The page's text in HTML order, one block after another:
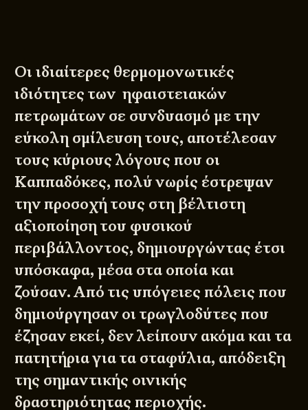
Οι ιδιαίτερες θερμομονωτικές
ιδιότητες των ηφαιστειακών
πετρωμάτων σε συνδυασμό με την
εύκολη σμίλευση τους, αποτέλεσαν
τους κύριους λόγους που οι
Καππαδόκες, πολύ νωρίς έστρεψαν
την προσοχή τους στη βέλτιστη
αξιοποίηση του φυσικού
περιβάλλοντος, δημιουργώντας έτσι
υπόσκαφα, μέσα στα οποία και
ζούσαν. Από τις υπόγειες πόλεις που
δημιούργησαν οι τρωγλοδύτες που
έζησαν εκεί, δεν λείπουν ακόμα και τα
πατητήρια για τα σταφύλια, απόδειξη
της σημαντικής οινικής
δραστηριότητας περιοχής.